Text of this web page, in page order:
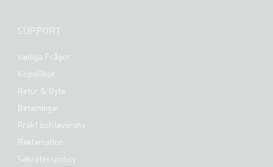
SUPPORT
Vanliga Frågor
Köpvillkor
Retur & Byte
Betalningar
Frakt och leverans
Reklamation
Sekretesspolicy